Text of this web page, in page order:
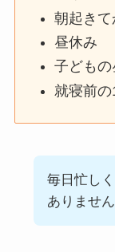
朝起き
昼休み
子どもの
就寝前の
毎日忙し
ありませ